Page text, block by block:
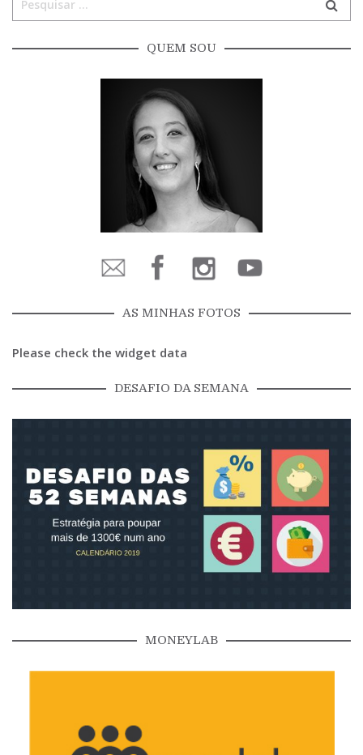
QUEM SOU
AS MINHAS FOTOS
Please check the widget data
DESAFIO DA SEMANA
MONEYLAB